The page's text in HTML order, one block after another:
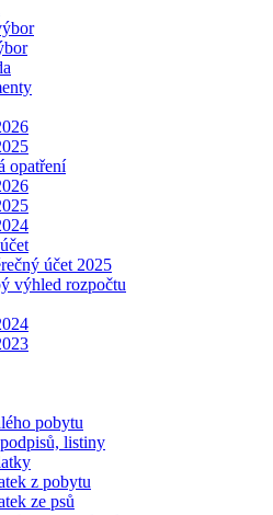
opatření
účet 2025
výhled rozpočtu
pobytu
listiny
z pobytu
ze psů